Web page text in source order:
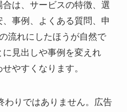
は、サービスの特徴、選
事例、よくある質問、申
流れにしたほうが自然で
見出しや事例を変えれ
やすくなります。
わりではありません。広告